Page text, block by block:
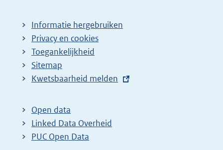
Informatie hergebruiken
Privacy en cookies
Toegankelijkheid
Sitemap
E
t
e
r
Kwetsbaarheid melden
Open data
Linked Data Overheid
PUC Open Data